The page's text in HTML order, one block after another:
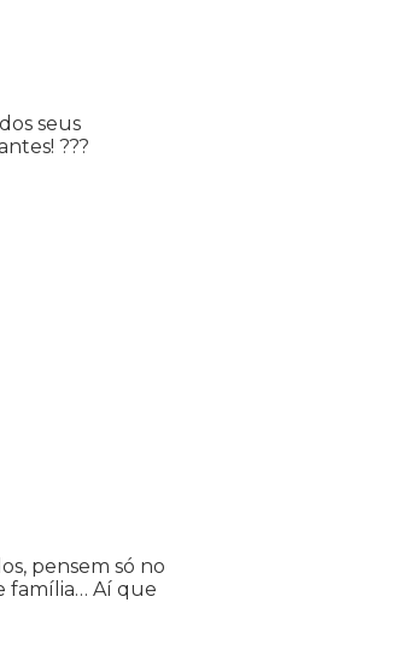
seus
???
pensem só no
família… Aí que